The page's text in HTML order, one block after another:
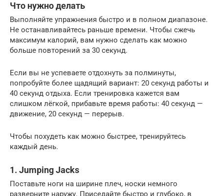
Что нужно делать
Выполняйте упражнения быстро и в полном диапазоне.
Не останавливайтесь раньше времени. Чтобы сжечь
максимум калорий, вам нужно сделать как можно
больше повторений за 30 секунд.
Если вы не успеваете отдохнуть за полминуты,
попробуйте более щадящий вариант: 20 секунд работы и
40 секунд отдыха. Если тренировка кажется вам
слишком лёгкой, прибавьте время работы: 40 секунд —
движение, 20 секунд — перерыв.
Чтобы похудеть как можно быстрее, тренируйтесь
каждый день.
1. Jumping Jacks
Поставьте ноги на ширине плеч, носки немного
разверните наружу. Приседайте быстро и глубоко, в